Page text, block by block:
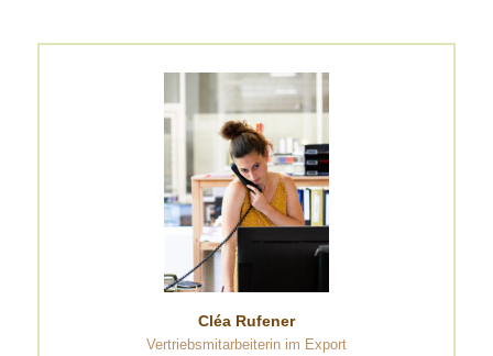
Cléa Rufener
Vertriebsmitarbeiterin im Export